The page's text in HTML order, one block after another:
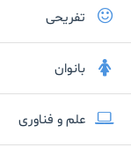
تفریحی
بانوان
علم و فناوری